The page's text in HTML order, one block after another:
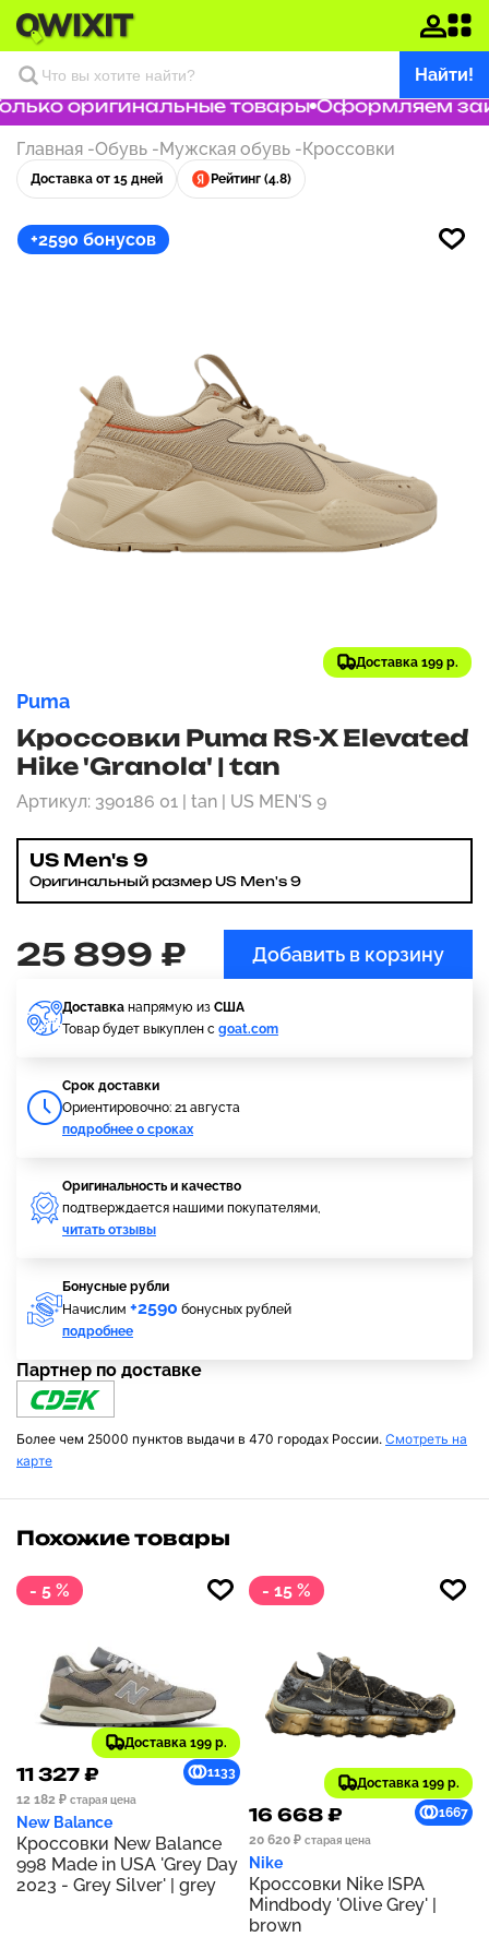
Найти!
оригинальные товары Оформляем
Главная -Обувь -Мужская обувь -Кроссовки
Доставка от 15 дней Рейтинг (4.8)
+2590 бонусов
Доставка 199 р.
Puma
Кроссовки Puma RS-X Elevated
Hike 'Granola' | tan
Артикул: 390186 01 | tan | US MEN'S 9
US Men's 9
Оригинальный размер US Men's 9
25 899 ₽ Добавить в корзину
Доставка напрямую из США
Товар будет выкуплен с goat.com
Cрок доставки
Ориентировочно: 21 августа
подробнее о сроках
Оригинальность и качество
подтверждается нашими покупателями,
читать отзывы
Бонусные рубли
Начислим +2590 бонусных рублей
подробнее
Партнер по доставке
Более чем 25000 пунктов выдачи в 470 городах России. Смотреть на
карте
Похожие товары
- 5 %
Доставка 199 р.
11 327 ₽
1133
12 182 ₽ старая цена
New Balance
Кроссовки New Balance
998 Made in USA 'Grey Day
2023 - Grey Silver' | grey
- 15 %
Доставка 199 р.
16 668 ₽
1667
20 620 ₽ старая цена
Nike
Кроссовки Nike ISPA
Mindbody 'Olive Grey' |
brown